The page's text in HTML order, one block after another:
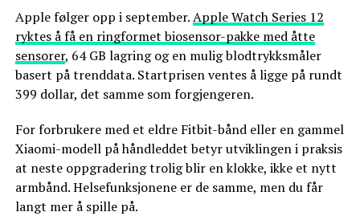
Apple følger opp i september.Apple Watch Series 12
ryktes å få en ringformet biosensor-pakke med åtte
sensorer, 64 GB lagring og en mulig blodtrykksmåler
basert på trenddata. Startprisen ventes å ligge på rundt
399 dollar, det samme som forgjengeren.
For forbrukere med et eldre Fitbit-bånd eller en gammel
Xiaomi-modell på håndleddet betyr utviklingen i praksis
at neste oppgradering trolig blir en klokke, ikke et nytt
armbånd. Helsefunksjonene er de samme, men du får
langt mer å spille på.